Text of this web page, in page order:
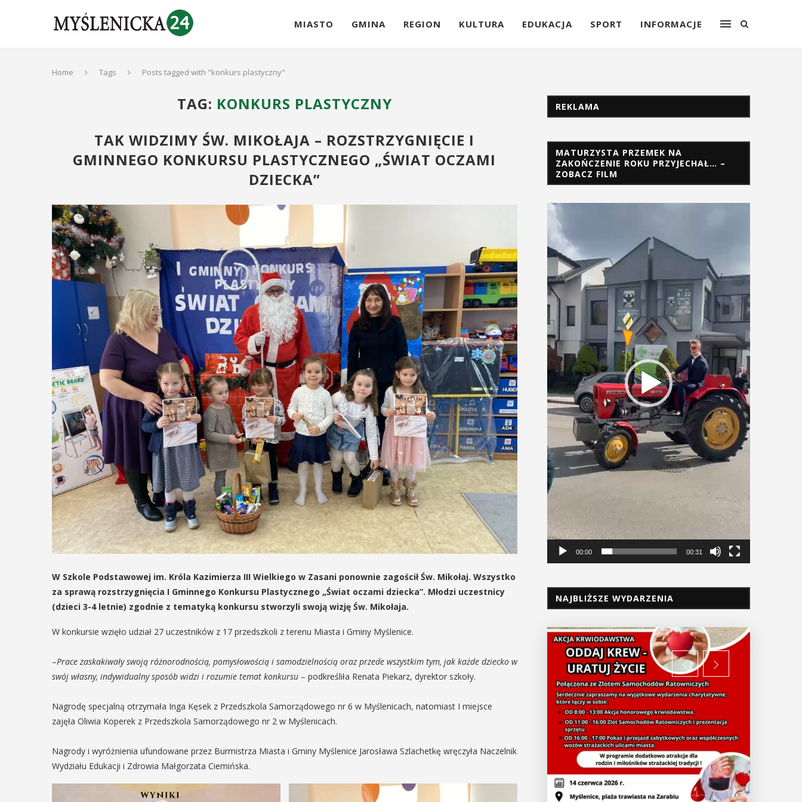
MIASTO GMINA REGION KULTURA EDUKACJA SPORT INFORMACJE
Home Tags Posts tagged with "konkurs plastyczny"
TAG: KONKURS PLASTYCZNY
TAK WIDZIMY ŚW. MIKOŁAJA – ROZSTRZYGNIĘCIE I
GMINNEGO KONKURSU PLASTYCZNEGO „ŚWIAT OCZAMI
DZIECKA”
W Szkole Podstawowej im. Króla Kazimierza III Wielkiego w Zasani ponownie zagościł Św. Mikołaj. Wszystko
za sprawą rozstrzygnięcia I Gminnego Konkursu Plastycznego „Świat oczami dziecka”. Młodzi uczestnicy
(dzieci 3-4 letnie) zgodnie z tematyką konkursu stworzyli swoją wizję Św. Mikołaja.
W konkursie wzięło udział 27 uczestników z 17 przedszkoli z terenu Miasta i Gminy Myślenice.
–Prace zaskakiwały swoją różnorodnością, pomysłowością i samodzielnością oraz przede wszystkim tym, jak każde dziecko w
swój własny, indywidualny sposób widzi i rozumie temat konkursu – podkreśliła Renata Piekarz, dyrektor szkoły.
Nagrodę specjalną otrzymała Inga Kęsek z Przedszkola Samorządowego nr 6 w Myślenicach, natomiast I miejsce
zajęła Oliwia Koperek z Przedszkola Samorządowego nr 2 w Myślenicach.
Nagrody i wyróżnienia ufundowane przez Burmistrza Miasta i Gminy Myślenice Jarosława Szlachetkę wręczyła Naczelnik
Wydziału Edukacji i Zdrowia Małgorzata Ciemińska.
REKLAMA
MATURZYSTA PRZEMEK NA
ZAKOŃCZENIE ROKU PRZYJECHAŁ… –
ZOBACZ FILM
Odtwarzacz
video
00:00 00:31
NAJBLIŻSZE WYDARZENIA